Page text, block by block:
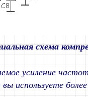
схема
усиление
используете